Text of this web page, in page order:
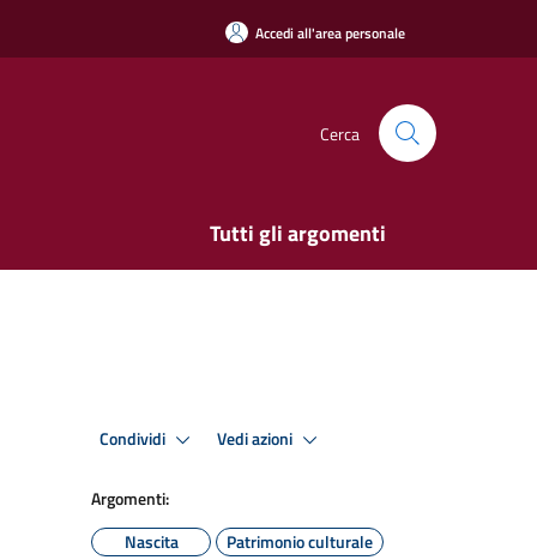
Accedi all'area personale
Cerca
Tutti gli argomenti
Condividi Vedi azioni
Argomenti:
Nascita
Patrimonio culturale